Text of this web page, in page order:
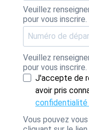
Veuillez
pour vous
Veuillez
pour vous inscrire.
J'accepte de
avoir pris
Vous pouvez